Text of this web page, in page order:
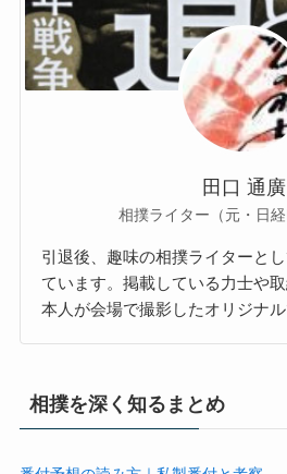
田口 通廣
相撲ライター（元・日経
引退後、趣味の相撲ライターと
ています。掲載している力士や
本人が会場で撮影したオリジナル
相撲を深く知るまとめ